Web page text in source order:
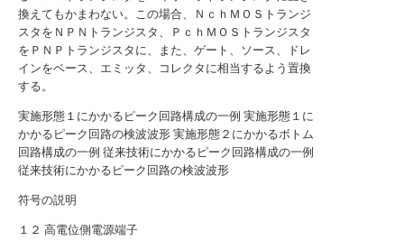
換えてもかまわない。この場合、ＮｃｈＭＯＳトランジ
スタをＮＰＮトランジスタ、ＰｃｈＭＯＳトランジスタ
をＰＮＰトランジスタに、また、ゲート、ソース、ドレ
インをベース、エミッタ、コレクタに相当するよう置換
する。
実施形態１にかかるピーク回路構成の一例 実施形態１に
かかるピーク回路の検波波形 実施形態２にかかるボトム
回路構成の一例 従来技術にかかるピーク回路構成の一例
従来技術にかかるピーク回路の検波波形
符号の説明
１２ 高電位側電源端子